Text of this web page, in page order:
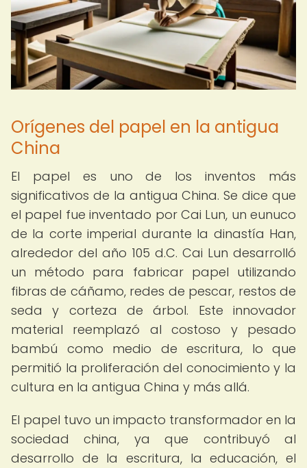
Orígenes del papel en la antigua
China
El papel es uno de los inventos más
significativos de la antigua China. Se dice que
el papel fue inventado por Cai Lun, un eunuco
de la corte imperial durante la dinastía Han,
alrededor del año 105 d.C. Cai Lun desarrolló
un método para fabricar papel utilizando
fibras de cáñamo, redes de pescar, restos de
seda y corteza de árbol. Este innovador
material reemplazó al costoso y pesado
bambú como medio de escritura, lo que
permitió la proliferación del conocimiento y la
cultura en la antigua China y más allá.
El papel tuvo un impacto transformador en la
sociedad china, ya que contribuyó al
desarrollo de la escritura, la educación, el